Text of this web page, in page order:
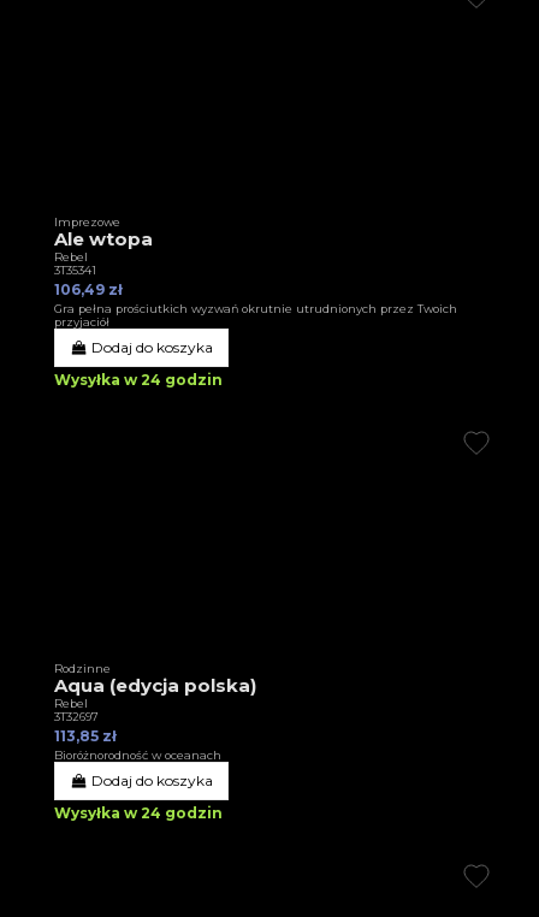
Imprezowe
Ale wtopa
Rebel
3T35341
106,49 zł
Gra pełna prościutkich wyzwań okrutnie utrudnionych przez Twoich
przyjaciół
Dodaj do koszyka
Wysyłka w 24 godzin
Rodzinne
Aqua (edycja polska)
Rebel
3T32697
113,85 zł
Bioróżnorodność w oceanach
Dodaj do koszyka
Wysyłka w 24 godzin